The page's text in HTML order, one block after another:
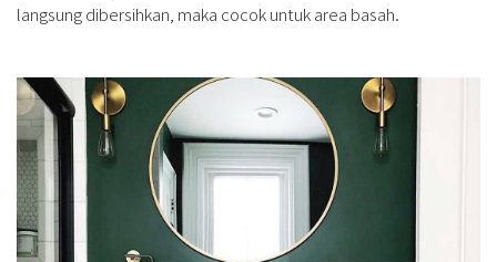
langsung dibersihkan, maka cocok untuk area basah.